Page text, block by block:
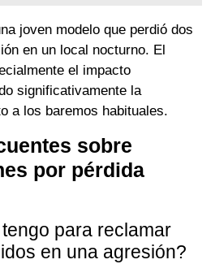
joven modelo que perdió dos
en un local nocturno. El
el impacto
significativamente la
a los baremos habituales.
sobre
por pérdida
para reclamar
en una agresión?